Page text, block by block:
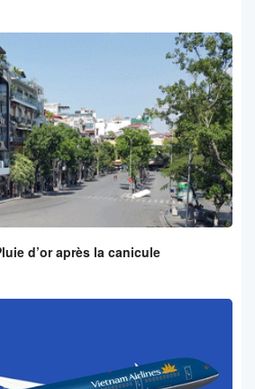
d’or après la canicule